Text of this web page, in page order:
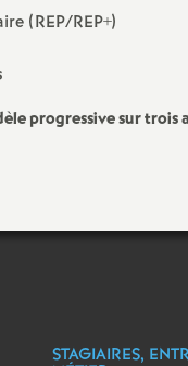
g
e
e
t
(REP/REP+)
progressive sur trois
STAGIAIRES,